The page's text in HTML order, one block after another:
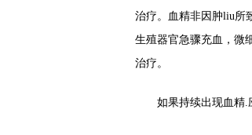
治疗。血精非因肿liu所
生殖器官急骤充血，微
治疗。
如果持续出现血精.应